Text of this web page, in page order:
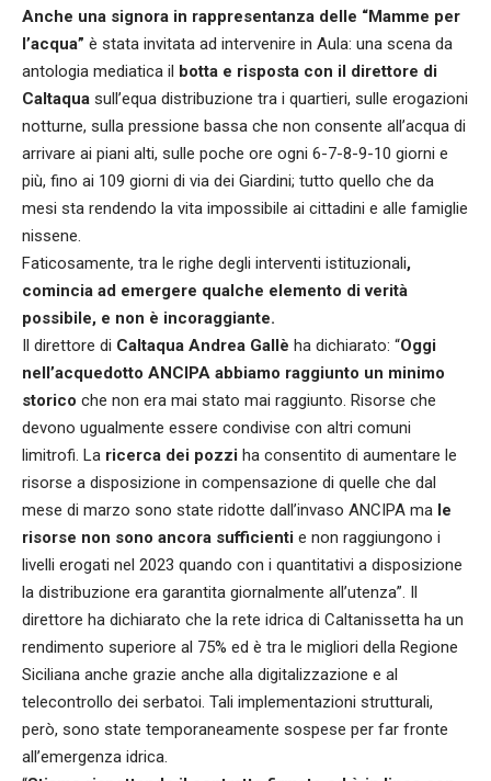
Anche una signora in rappresentanza delle “Mamme per
l’acqua” è stata invitata ad intervenire in Aula: una scena da
antologia mediatica il botta e risposta con il direttore di
Caltaqua sull’equa distribuzione tra i quartieri, sulle erogazioni
notturne, sulla pressione bassa che non consente all’acqua di
arrivare ai piani alti, sulle poche ore ogni 6-7-8-9-10 giorni e
più, fino ai 109 giorni di via dei Giardini; tutto quello che da
mesi sta rendendo la vita impossibile ai cittadini e alle famiglie
nissene.
Faticosamente, tra le righe degli interventi istituzionali,
comincia ad emergere qualche elemento di verità
possibile, e non è incoraggiante.
Il direttore di Caltaqua Andrea Gallè ha dichiarato: “Oggi
nell’acquedotto ANCIPA abbiamo raggiunto un minimo
storico che non era mai stato mai raggiunto. Risorse che
devono ugualmente essere condivise con altri comuni
limitrofi. La ricerca dei pozzi ha consentito di aumentare le
risorse a disposizione in compensazione di quelle che dal
mese di marzo sono state ridotte dall’invaso ANCIPA ma le
risorse non sono ancora sufficienti e non raggiungono i
livelli erogati nel 2023 quando con i quantitativi a disposizione
la distribuzione era garantita giornalmente all’utenza”. Il
direttore ha dichiarato che la rete idrica di Caltanissetta ha un
rendimento superiore al 75% ed è tra le migliori della Regione
Siciliana anche grazie anche alla digitalizzazione e al
telecontrollo dei serbatoi. Tali implementazioni strutturali,
però, sono state temporaneamente sospese per far fronte
all’emergenza idrica.